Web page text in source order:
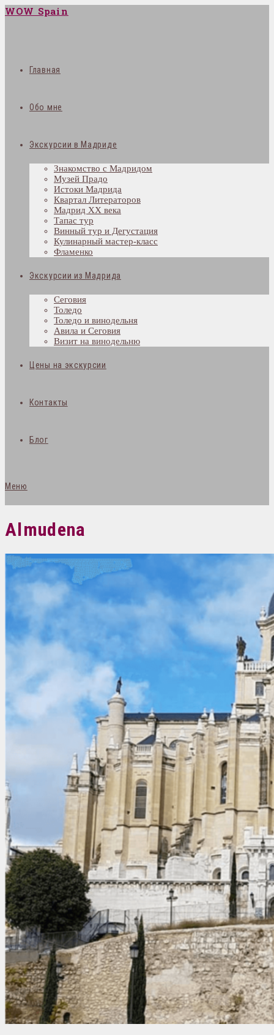
WOW Spain
Главная
Обо мне
Экскурсии в Мадриде
Знакомство с Мадридом
Музей Прадо
Истоки Мадрида
Квартал Литераторов
Мадрид XX века
Тапас тур
Винный тур и Дегустация
Кулинарный мастер-класс
Фламенко
Экскурсии из Мадрида
Сеговия
Толедо
Толедо и винодельня
Авила и Сеговия
Визит на винодельню
Цены на экскурсии
Контакты
Блог
Меню
Almudena